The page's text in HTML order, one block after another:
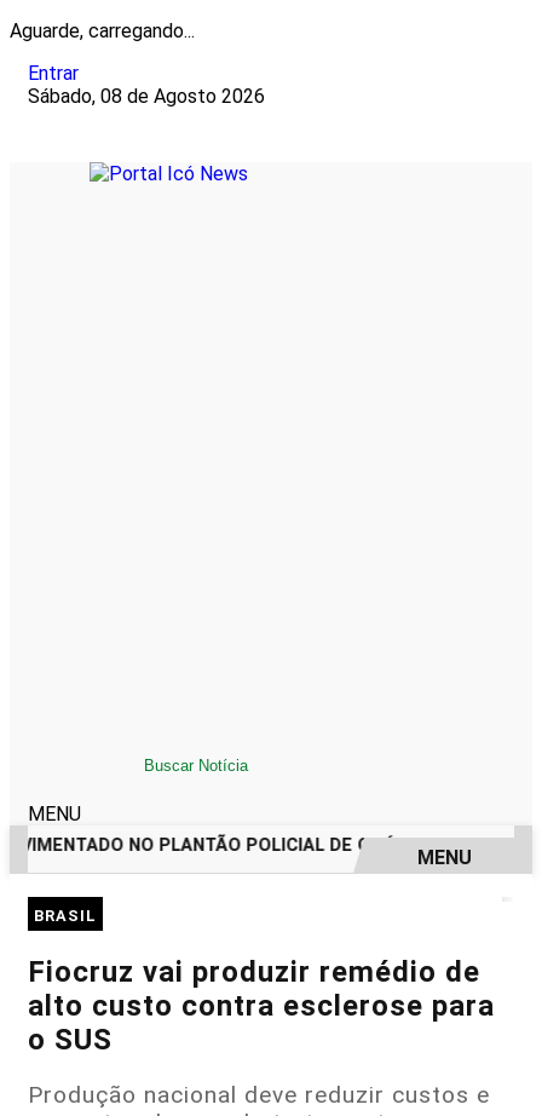
Aguarde, carregando...
Entrar
Sábado, 08 de Agosto 2026
MENU
NO PLANTÃO POLICIAL DE ORÓS REGISTRA
EM ALTA
MENU
BRASIL
Fiocruz vai produzir remédio de
alto custo contra esclerose para
o SUS
Produção nacional deve reduzir custos e